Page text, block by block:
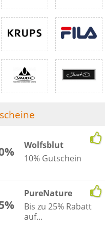
Wolfsblut
10% Gutschein
PureNature
Bis zu 25% Rabatt
auf...